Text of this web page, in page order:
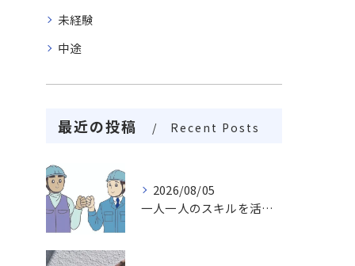
未経験
中途
最近の投稿 Recent Posts
2026/08/05
一人一人のスキルを活かしチームワークや柔軟性を求め成長し続ける職場